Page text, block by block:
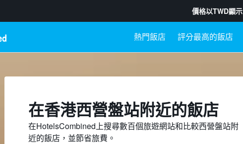
價格以TWD顯示
熱門飯店 評分最高的飯店
​在香港西營盤站附近​的飯店
在HotelsCombined上搜尋數百個旅遊網站和比較西營盤站附
近的飯店，並節省旅費。